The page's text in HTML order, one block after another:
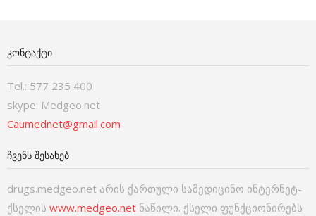
ᲙᲝᲜᲢᲐᲥᲢᲘ
Tel.: 577 235 400
skype: Medgeo.net
Caumednet@gmail.com
ᲩᲕᲔᲜᲡ ᲨᲔᲡᲐᲮᲔᲑ
drugs.medgeo.net არის ქართული სამედიცინო ინტერნეტ-
ქსელის www.medgeo.net ნაწილი. ქსელი ფუნქციონირებს